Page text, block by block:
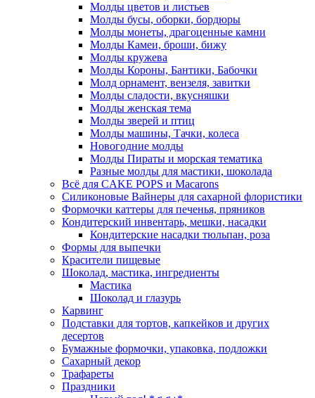
Молды цветов и листьев
Молды бусы, оборки, бордюры
Молды монеты, драгоценные камни
Молды Камеи, броши, бижу
Молды кружева
Молды Короны, Бантики, Бабочки
Молд орнамент, вензеля, завитки
Молды сладости, вкусняшки
Молды женская тема
Молды зверей и птиц
Молды машины, Тачки, колеса
Новогодние молды
Молды Пираты и морская тематика
Разные молды для мастики, шоколада
Всё для CAKE POPS и Macarons
Силиконовые Вайнеры для сахарной флористики
Формочки каттеры для печенья, пряников
Кондитерский инвентарь, мешки, насадки
Кондитерские насадки тюльпан, роза
Формы для выпечки
Красители пищевые
Шоколад, мастика, ингредиенты
Мастика
Шоколад и глазурь
Карвинг
Подставки для тортов, капкейков и других
десертов
Бумажные формочки, упаковка, подложки
Сахарный декор
Трафареты
Праздники